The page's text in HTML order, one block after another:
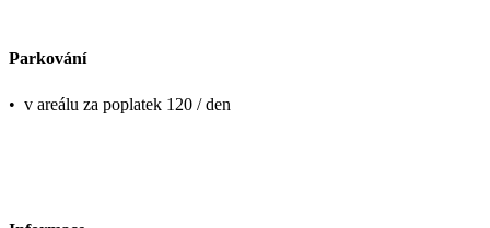
Parkování
• v areálu za poplatek 120 / den